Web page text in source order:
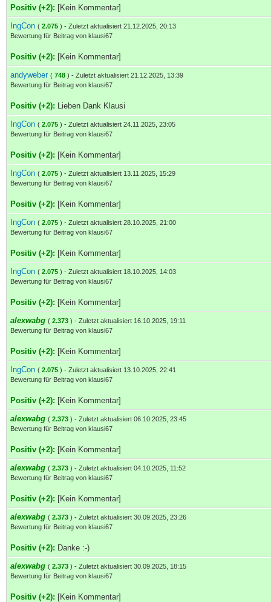
Positiv (+2): [Kein Kommentar]
IngCon ( 2.075 ) - Zuletzt aktualisiert 21.12.2025, 20:13
Bewertung für Beitrag von klausi67
Positiv (+2): [Kein Kommentar]
andyweber ( 748 ) - Zuletzt aktualisiert 21.12.2025, 13:39
Bewertung für Beitrag von klausi67
Positiv (+2): Lieben Dank Klausi
IngCon ( 2.075 ) - Zuletzt aktualisiert 24.11.2025, 23:05
Bewertung für Beitrag von klausi67
Positiv (+2): [Kein Kommentar]
IngCon ( 2.075 ) - Zuletzt aktualisiert 13.11.2025, 15:29
Bewertung für Beitrag von klausi67
Positiv (+2): [Kein Kommentar]
IngCon ( 2.075 ) - Zuletzt aktualisiert 28.10.2025, 21:00
Bewertung für Beitrag von klausi67
Positiv (+2): [Kein Kommentar]
IngCon ( 2.075 ) - Zuletzt aktualisiert 18.10.2025, 14:03
Bewertung für Beitrag von klausi67
Positiv (+2): [Kein Kommentar]
alexwabg ( 2.373 ) - Zuletzt aktualisiert 16.10.2025, 19:11
Bewertung für Beitrag von klausi67
Positiv (+2): [Kein Kommentar]
IngCon ( 2.075 ) - Zuletzt aktualisiert 13.10.2025, 22:41
Bewertung für Beitrag von klausi67
Positiv (+2): [Kein Kommentar]
alexwabg ( 2.373 ) - Zuletzt aktualisiert 06.10.2025, 23:45
Bewertung für Beitrag von klausi67
Positiv (+2): [Kein Kommentar]
alexwabg ( 2.373 ) - Zuletzt aktualisiert 04.10.2025, 11:52
Bewertung für Beitrag von klausi67
Positiv (+2): [Kein Kommentar]
alexwabg ( 2.373 ) - Zuletzt aktualisiert 30.09.2025, 23:26
Bewertung für Beitrag von klausi67
Positiv (+2): Danke :-)
alexwabg ( 2.373 ) - Zuletzt aktualisiert 30.09.2025, 18:15
Bewertung für Beitrag von klausi67
Positiv (+2): [Kein Kommentar]